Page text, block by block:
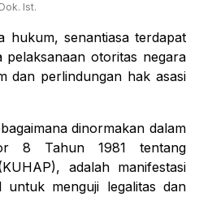
Dok. Ist.
hukum, senantiasa terdapat
pelaksanaan otoritas negara
dan perlindungan hak asasi
dinormakan dalam
8 Tahun 1981 tentang
adalah manifestasi
untuk menguji legalitas dan